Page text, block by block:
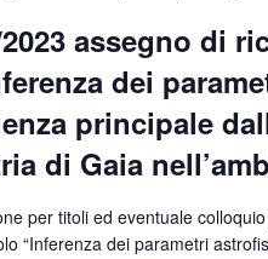
2023 assegno di
dei
principale
di Gaia
per titoli ed eventuale
“Inferenza dei parametri